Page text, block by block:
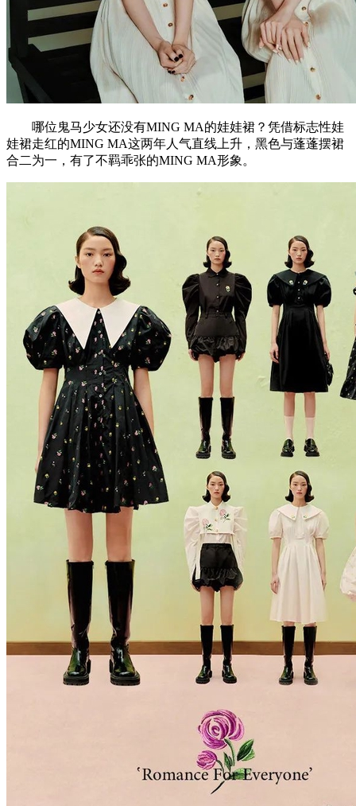
哪位鬼马少女还没有MING MA的娃娃裙？凭借标志性娃
娃裙走红的MING MA这两年人气直线上升，黑色与蓬蓬摆裙
合二为一，有了不羁乖张的MING MA形象。